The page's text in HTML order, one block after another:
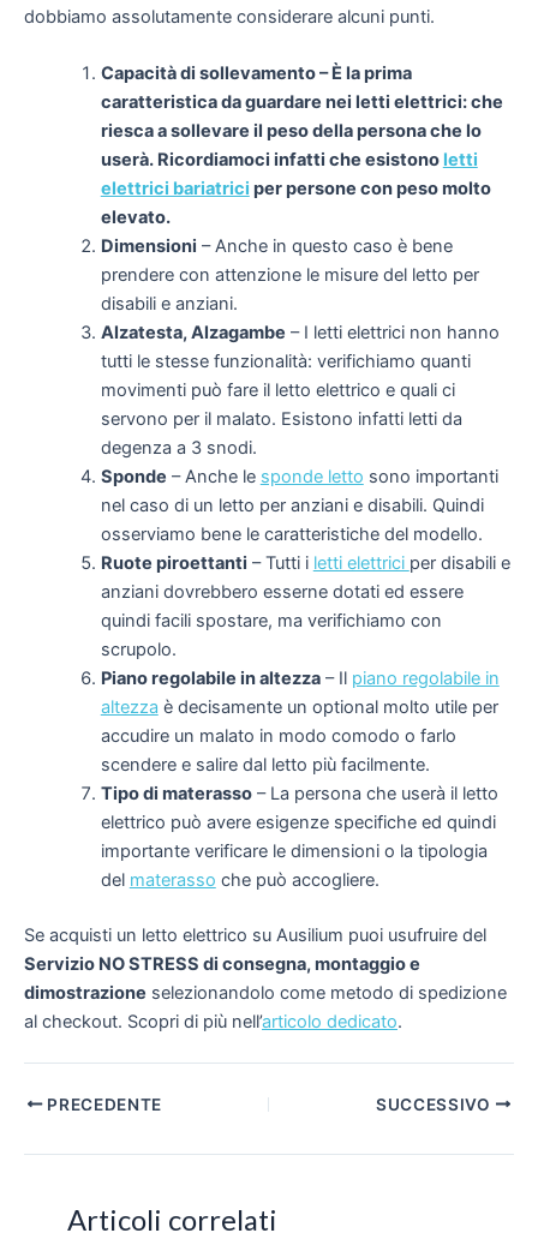
dobbiamo assolutamente considerare alcuni punti.
Capacità di sollevamento –È la prima
caratteristica da guardare nei letti elettrici: che
riesca a sollevare il peso della persona che lo
userà. Ricordiamoci infatti che esistono letti
elettrici bariatrici per persone con peso molto
elevato.
Dimensioni –Anche in questo caso è bene
prendere con attenzione le misure del letto per
disabili e anziani.
Alzatesta, Alzagambe –I letti elettrici non hanno
tutti le stesse funzionalità: verifichiamo quanti
movimenti può fare il letto elettrico e quali ci
servono per il malato. Esistono infatti letti da
degenza a 3 snodi.
Sponde –Anche le sponde letto sono importanti
nel caso di un letto per anziani e disabili. Quindi
osserviamo bene le caratteristiche del modello.
Ruote piroettanti –Tutti i letti elettrici per disabili e
anzianidovrebbero esserne dotati ed essere
quindi facili spostare, ma verifichiamo con
scrupolo.
Piano regolabile in altezza– Il piano regolabile in
altezza è decisamente un optional molto utile per
accudire un malato in modo comodo o farlo
scendere e salire dal letto più facilmente.
Tipo di materasso– La persona che userà il letto
elettrico può avere esigenze specifiche ed quindi
importante verificare le dimensioni o la tipologia
del materasso che può accogliere.
Se acquisti un letto elettrico su Ausilium puoi usufruire del
Servizio NO STRESS di consegna, montaggio e
dimostrazione selezionandolo come metodo di spedizione
al checkout. Scopri di più nell’articolo dedicato.
Navigazione
PRECEDENTE SUCCESSIVO
Articoli correlati